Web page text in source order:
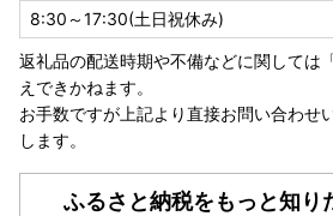
■書類の送付について■
寄附金受領証明書、及びワンストップ
み完了後、2週間から1ヶ月ほどでお
※お申し込み状況により前後する場合
じめご了承ください。
■寄附金税額控除に係る申告特例申請
申請書）の送付について ■
8:30～17:30(土日祝休み)
返礼品の配送時期や不備などに関しては
えできかねます。
お手数ですが上記より直接お問い合わせ
します。
ふるさと納税をもっと知り